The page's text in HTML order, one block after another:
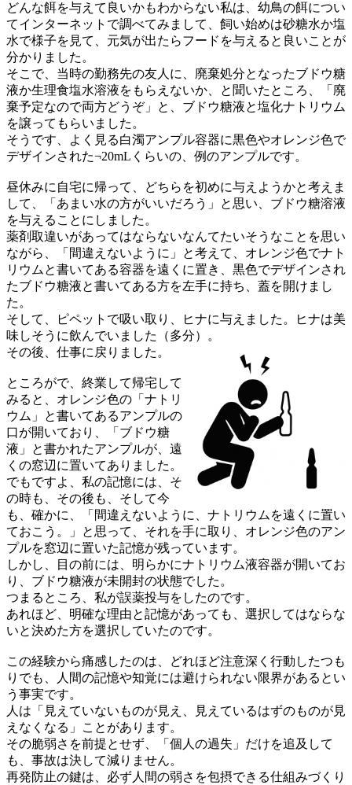
どんな餌を与えて良いかもわからない私は、幼鳥の餌につい
てインターネットで調べてみまして、飼い始めは砂糖水か塩
水で様子を見て、元気が出たらフードを与えると良いことが
分かりました。
そこで、当時の勤務先の友人に、廃棄処分となったブドウ糖
液か生理食塩水溶液をもらえないか、と聞いたところ、「廃
棄予定なので両方どうぞ」と、ブドウ糖液と塩化ナトリウム
を譲ってもらいました。
そうです、よく見る白濁アンプル容器に黒色やオレンジ色で
デザインされた¬20mLくらいの、例のアンプルです。
昼休みに自宅に帰って、どちらを初めに与えようかと考えま
して、「あまい水の方がいいだろう」と思い、ブドウ糖溶液
を与えることにしました。
薬剤取違いがあってはならないなんてたいそうなことを思い
ながら、「間違えないように」と考えて、オレンジ色でナト
リウムと書いてある容器を遠くに置き、黒色でデザインされ
たブドウ糖液と書いてある方を左手に持ち、蓋を開けまし
た。
そして、ピペットで吸い取り、ヒナに与えました。ヒナは美
味しそうに飲んでいました（多分）。
その後、仕事に戻りました。
ところがで、終業して帰宅して
みると、オレンジ色の「ナトリ
ウム」と書いてあるアンプルの
口が開いており、「ブドウ糖
液」と書かれたアンプルが、遠
くの窓辺に置いてありました。
でもですよ、私の記憶には、そ
の時も、その後も、そして今
も、確かに、「間違えないように、ナトリウムを遠くに置い
ておこう。」と思って、それを手に取り、オレンジ色のアン
プルを窓辺に置いた記憶が残っています。
しかし、目の前には、明らかにナトリウム液容器が開いてお
り、ブドウ糖液が未開封の状態でした。
つまるところ、私が誤薬投与をしたのです。
あれほど、明確な理由と記憶があっても、選択してはならな
いと決めた方を選択していたのです。
この経験から痛感したのは、どれほど注意深く行動したつも
りでも、人間の記憶や知覚には避けられない限界があるとい
う事実です。
人は「見えていないものが見え、見えているはずのものが見
えなくなる」ことがあります。
その脆弱さを前提とせず、「個人の過失」だけを追及して
も、事故は決して減りません。
再発防止の鍵は、必ず人間の弱さを包摂できる仕組みづくり